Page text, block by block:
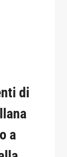
di
a